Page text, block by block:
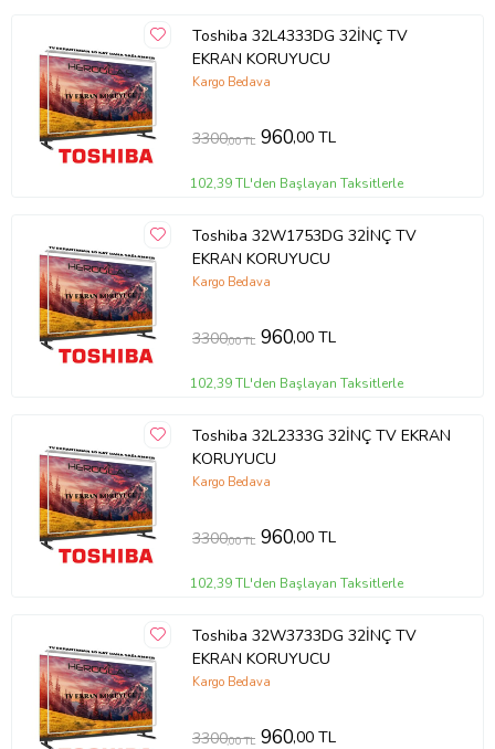
Toshiba 32L4333DG 32İNÇ TV
EKRAN KORUYUCU
Kargo Bedava
3300,00 TL 960,00 TL
102,39 TL'den Başlayan Taksitlerle
Toshiba 32W1753DG 32İNÇ TV
EKRAN KORUYUCU
Kargo Bedava
3300,00 TL 960,00 TL
102,39 TL'den Başlayan Taksitlerle
Toshiba 32L2333G 32İNÇ TV EKRAN
KORUYUCU
Kargo Bedava
3300,00 TL 960,00 TL
102,39 TL'den Başlayan Taksitlerle
Toshiba 32W3733DG 32İNÇ TV
EKRAN KORUYUCU
Kargo Bedava
3300,00 TL 960,00 TL